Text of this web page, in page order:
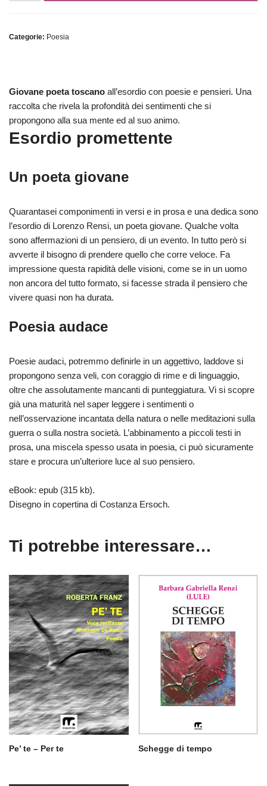
Categorie: Poesia
Giovane poeta toscano all’esordio con poesie e pensieri. Una
raccolta che rivela la profondità dei sentimenti che si
propongono alla sua mente ed al suo animo.
Esordio promettente
Un poeta giovane
Quarantasei componimenti in versi e in prosa e una dedica sono
l’esordio di Lorenzo Rensi, un poeta giovane. Qualche volta
sono affermazioni di un pensiero, di un evento. In tutto però si
avverte il bisogno di prendere quello che corre veloce. Fa
impressione questa rapidità delle visioni, come se in un uomo
non ancora del tutto formato, si facesse strada il pensiero che
vivere quasi non ha durata.
Poesia audace
Poesie audaci, potremmo definirle in un aggettivo, laddove si
propongono senza veli, con coraggio di rime e di linguaggio,
oltre che assolutamente mancanti di punteggiatura. Vi si scopre
già una maturità nel saper leggere i sentimenti o
nell’osservazione incantata della natura o nelle meditazioni sulla
guerra o sulla nostra società. L’abbinamento a piccoli testi in
prosa, una miscela spesso usata in poesia, ci può sicuramente
stare e procura un’ulteriore luce al suo pensiero.
eBook: epub (315 kb).
Disegno in copertina di Costanza Ersoch.
Ti potrebbe interessare…
Pe’ te – Per te Schegge di tempo